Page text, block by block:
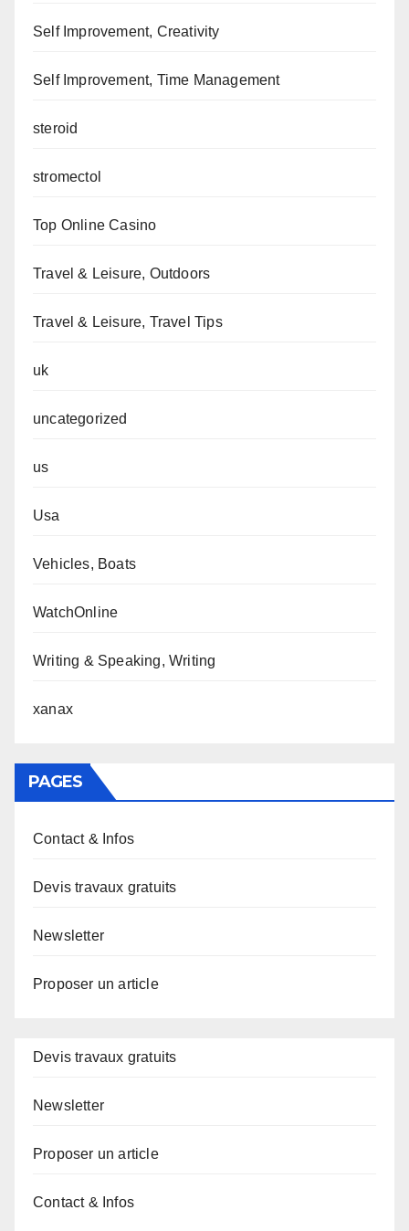
Self Improvement, Creativity
Self Improvement, Time Management
steroid
stromectol
Top Online Casino
Travel & Leisure, Outdoors
Travel & Leisure, Travel Tips
uk
uncategorized
us
Usa
Vehicles, Boats
WatchOnline
Writing & Speaking, Writing
xanax
PAGES
Contact & Infos
Devis travaux gratuits
Newsletter
Proposer un article
Devis travaux gratuits
Newsletter
Proposer un article
Contact & Infos